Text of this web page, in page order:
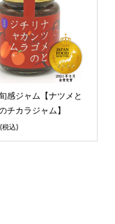
感ジャム【ナツメと
チカラジャム】
(税込)